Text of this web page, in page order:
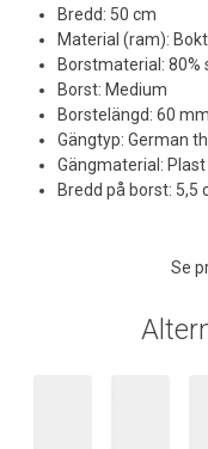
Bredd: 50 cm
Material (ram):
Borstmaterial: 80%
Borst: Medium
Borstelängd: 60 mm
Gängtyp: German
Gängmaterial: Plast
Bredd på borst: 5,5
Se